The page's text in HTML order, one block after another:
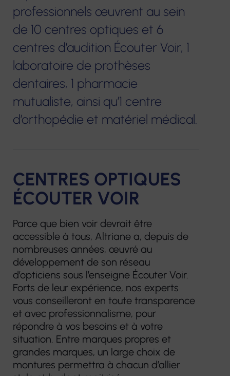
Écouter
Voir
Laboratoire
de
prothèses
dentaires
médical
Service Mandataire
Protection des
Majeurs
Plateforme
d’accompagnement
et de répit des
aidants
Territorial
inclusifs
Vilâmo
Accueil de jour
thérapeutique
professionnels œuvrent au sein
de 10 centres optiques et 6
centres d’audition Écouter Voir, 1
laboratoire de prothèses
dentaires, 1 pharmacie
mutualiste, ainsi qu’1 centre
d’orthopédie et matériel médical.
CENTRES OPTIQUES
ÉCOUTER VOIR
Parce que bien voir devrait être
accessible à tous, Altriane a, depuis de
nombreuses années, œuvré au
développement de son réseau
d’opticiens sous l’enseigne Écouter Voir.
Forts de leur expérience, nos experts
vous conseilleront en toute transparence
et avec professionnalisme, pour
répondre à vos besoins et à votre
situation. Entre marques propres et
grandes marques, un large choix de
montures permettra à chacun d’allier